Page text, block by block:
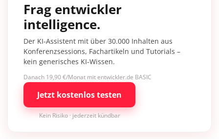
Frag entwickler
intelligence.
Der KI-Assistent mit über 30.000 Inhalten aus
Konferenzsessions, Fachartikeln und Tutorials –
kein generisches KI-Wissen.
Danach 19,90 €/Monat mit entwickler.de BASIC
Jetzt kostenlos testen
Kein Risiko · jederzeit kündbar